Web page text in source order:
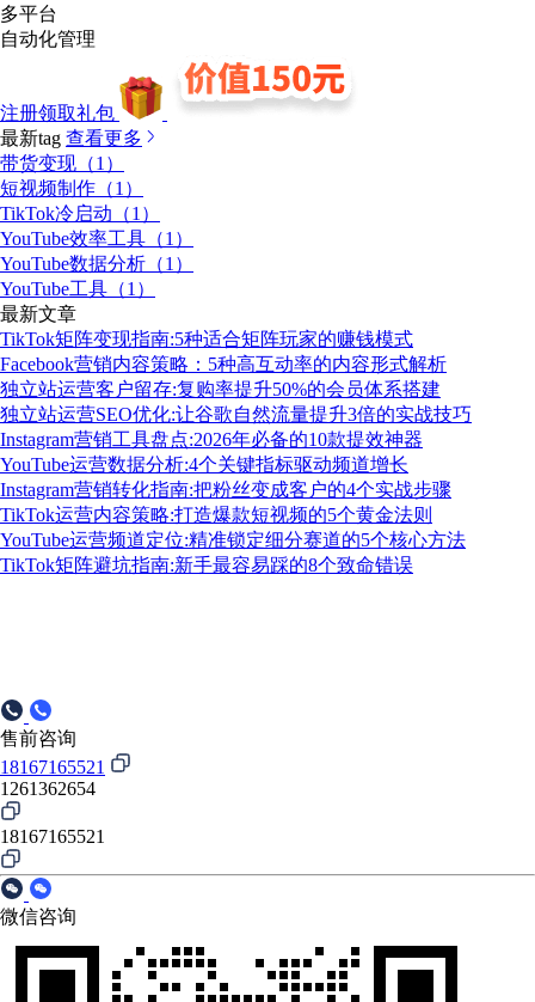
多平台
自动化管理
注册领取礼包
最新tag 查看更多
带货变现（1）
短视频制作（1）
TikTok冷启动（1）
YouTube效率工具（1）
YouTube数据分析（1）
YouTube工具（1）
最新文章
TikTok矩阵变现指南:5种适合矩阵玩家的赚钱模式
Facebook营销内容策略：5种高互动率的内容形式解析
独立站运营客户留存:复购率提升50%的会员体系搭建
独立站运营SEO优化:让谷歌自然流量提升3倍的实战技巧
Instagram营销工具盘点:2026年必备的10款提效神器
YouTube运营数据分析:4个关键指标驱动频道增长
Instagram营销转化指南:把粉丝变成客户的4个实战步骤
TikTok运营内容策略:打造爆款短视频的5个黄金法则
YouTube运营频道定位:精准锁定细分赛道的5个核心方法
TikTok矩阵避坑指南:新手最容易踩的8个致命错误
售前咨询
18167165521
1261362654
18167165521
微信咨询